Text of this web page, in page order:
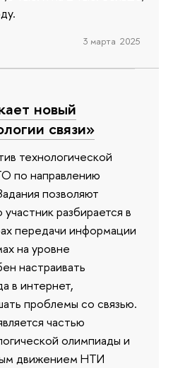
3 марта 2025
новый
связи»
технологической
по направлению
позволяют
разбирается в
передачи информации
на уровне
настраивать
в интернет,
проблемы со связью.
частью
олимпиады и
движением НТИ